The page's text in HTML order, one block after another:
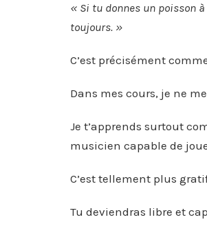
« Si tu donnes un poisson
toujours. »
C’est précisément
Dans mes cours, je ne
Je t’apprends surtout
musicien capable de
C’est tellement plus
Tu deviendras libre et